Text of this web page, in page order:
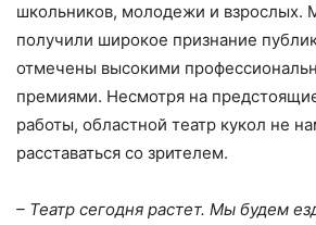
школьников, молодежи и взрослых.
получили широкое признание
отмечены высокими
премиями. Несмотря на
работы, областной театр кукол не
расставаться со зрителем.
– Театр сегодня растет. Мы будем